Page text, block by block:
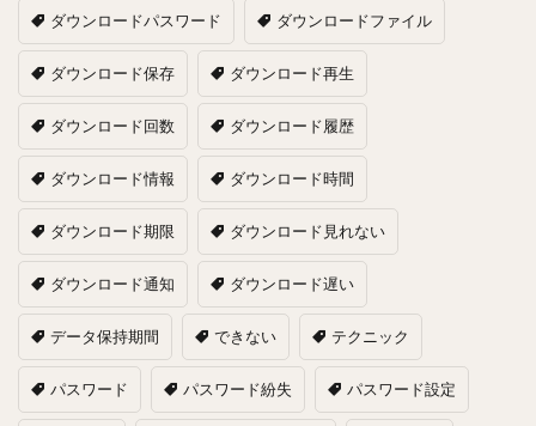
ダウンロードパスワード ダウンロードファイル
ダウンロード保存 ダウンロード再生
ダウンロード回数 ダウンロード履歴
ダウンロード情報 ダウンロード時間
ダウンロード期限 ダウンロード見れない
ダウンロード通知 ダウンロード遅い
データ保持期間 できない テクニック
パスワード パスワード紛失 パスワード設定